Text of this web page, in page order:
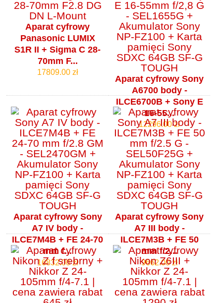
Aparat cyfrowy
Panasonic LUMIX
S1R II + Sigma C 28-
70mm F...
17809.00 zł
Aparat cyfrowy Sony
A6700 body -
ILCE6700B + Sony E
16-55...
12296.00 zł
Aparat cyfrowy Sony
A7 IV body -
ILCE7M4B + FE 24-70
mm f...
16832.00 zł
Aparat cyfrowy Sony
A7 III body -
ILCE7M3B + FE 50
mm f/2...
9662.00 zł